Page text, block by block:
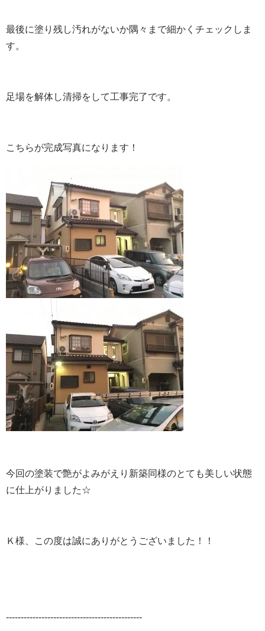
最後に塗り残し汚れがないか隅々まで細かくチェックしま
す。
足場を解体し清掃をして工事完了です。
こちらが完成写真になります！
今回の塗装で艶がよみがえり新築同様のとても美しい状態
に仕上がりました☆
Ｋ様、この度は誠にありがとうございました！！
‐‐‐‐‐‐‐‐‐‐‐‐‐‐‐‐‐‐‐‐‐‐‐‐‐‐‐‐‐‐‐‐‐‐‐‐‐‐‐‐‐‐‐‐‐‐